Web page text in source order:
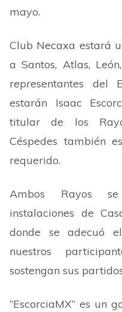
mayo.
Club Necaxa estará
a Santos, Atlas,
representantes del
estarán Isaac
titular de los
Céspedes también
requerido.
Ambos Rayos
instalaciones de
donde se adecuó
nuestros
sostengan sus
“EscorciaMX” es un